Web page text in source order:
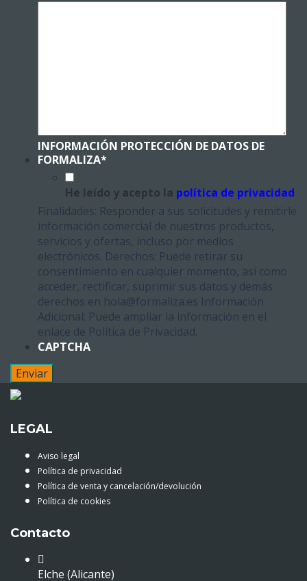
INFORMACIÓN PROTECCIÓN DE DATOS DE
FORMALIZA*
He leído y acepto la política de privacidad
Finalidades: Responder a sus solicitudes y remitirle
información comercial de nuestros productos,
servicios y ofertas, incluso por medios
electrónicos. Derechos: Puede retirar su
consentimiento en cualquier momento, así como
acceder, rectificar, suprimir sus datos y demás
derechos en hola@formaliza.es Información
Adicional: Puede ampliar la información en el
enlace de Política de Privacidad.
CAPTCHA
LEGAL
Aviso legal
Política de privacidad
Política de venta y cancelación/devolución
Política de cookies
Contacto
Elche (Alicante)